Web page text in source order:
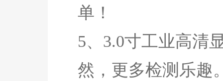
单！
5、3.0寸工业高清
然，更多检测乐趣